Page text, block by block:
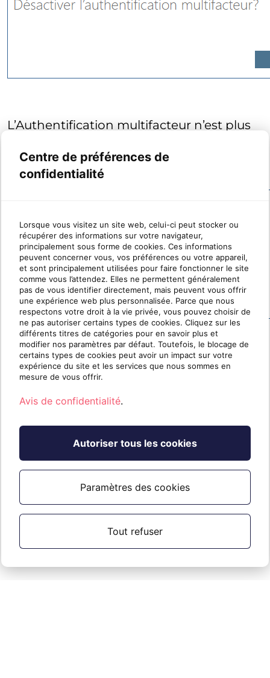
L’Authentification multifacteur n’est plus
Si vous avez des questions, svp consultez
nos FAQs, ou contactez-nous.
Applicable à
Tous les comptes Microsoft 365
Centre de préférences de
confidentialité
Lorsque vous visitez un site web, celui-ci peut stocker ou
récupérer des informations sur votre navigateur,
principalement sous forme de cookies. Ces informations
peuvent concerner vous, vos préférences ou votre appareil,
et sont principalement utilisées pour faire fonctionner le site
comme vous l’attendez. Elles ne permettent généralement
pas de vous identifier directement, mais peuvent vous offrir
une expérience web plus personnalisée. Parce que nous
respectons votre droit à la vie privée, vous pouvez choisir de
ne pas autoriser certains types de cookies. Cliquez sur les
différents titres de catégories pour en savoir plus et
modifier nos paramètres par défaut. Toutefois, le blocage de
certains types de cookies peut avoir un impact sur votre
expérience du site et les services que nous sommes en
mesure de vous offrir.
Avis de confidentialité.
Autoriser tous les cookies
Paramètres des cookies
Tout refuser